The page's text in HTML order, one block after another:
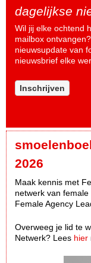
dagelijkse
Wil jij elke ochtend
mailbox
nieuwsupdate van
nieuwsbrief elke
Inschrijven
2026
Maak kennis met
netwerk van
Female Agency
Overweeg je lid te
Netwerk? Lees hier